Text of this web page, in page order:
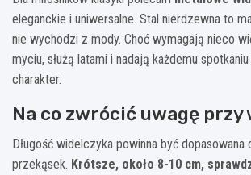
eleganckie i uniwersalne. Stal nierdzewna to
nie wychodzi z mody. Choć wymagają nieco
myciu, służą latami i nadają każdemu
charakter.
Na co zwrócić uwagę przy
Długość widelczyka powinna być dopasowana
przekąsek. Krótsze, około 8-10 cm,